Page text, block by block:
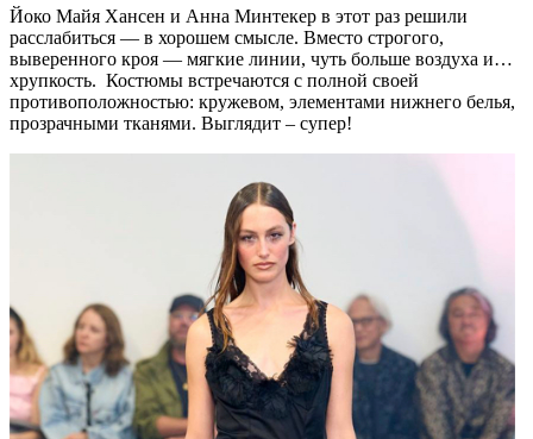
Йоко Майя Хансен и Анна Минтекер в этот раз решили
расслабиться — в хорошем смысле. Вместо строгого,
выверенного кроя — мягкие линии, чуть больше воздуха и…
хрупкость. Костюмы встречаются с полной своей
противоположностью: кружевом, элементами нижнего белья,
прозрачными тканями. Выглядит – супер!